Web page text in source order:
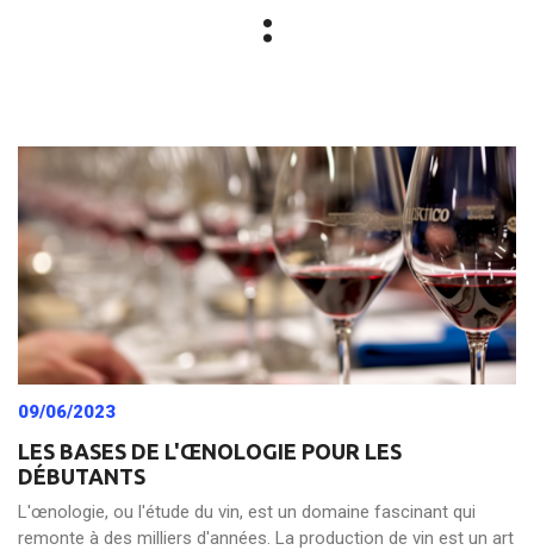
:
09/06/2023
LES BASES DE L'ŒNOLOGIE POUR LES
DÉBUTANTS
L'œnologie, ou l'étude du vin, est un domaine fascinant qui
remonte à des milliers d'années. La production de vin est un art